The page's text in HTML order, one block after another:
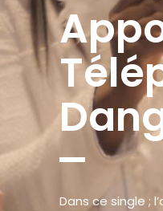
Dans ce single ;